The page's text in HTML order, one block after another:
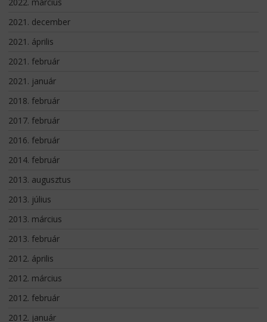
2021. december
2021. április
2021. február
2021. január
2018. február
2017. február
2016. február
2014. február
2013. augusztus
2013. július
2013. március
2013. február
2012. április
2012. március
2012. február
2012. január